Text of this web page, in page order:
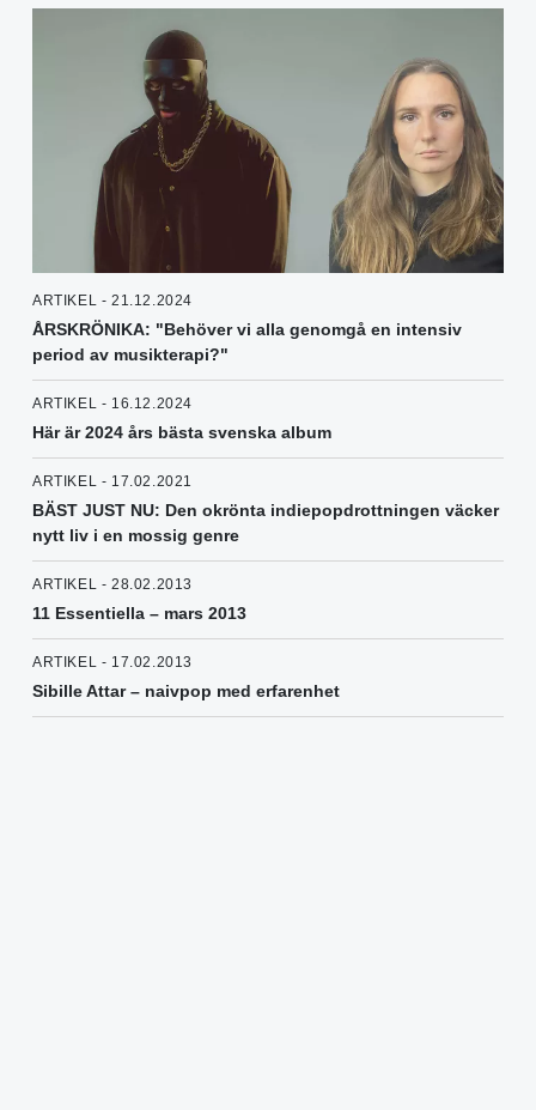
ARTIKEL - 21.12.2024
ÅRSKRÖNIKA: "Behöver vi alla genomgå en intensiv
period av musikterapi?"
ARTIKEL - 16.12.2024
Här är 2024 års bästa svenska album
ARTIKEL - 17.02.2021
BÄST JUST NU: Den okrönta indiepopdrottningen väcker
nytt liv i en mossig genre
ARTIKEL - 28.02.2013
11 Essentiella – mars 2013
ARTIKEL - 17.02.2013
Sibille Attar – naivpop med erfarenhet